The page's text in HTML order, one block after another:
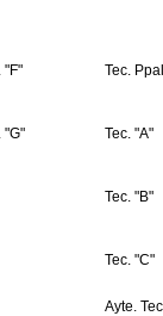
"F" Tec.
"G" Tec. "A"
Tec. "B"
Tec. "C"
Ayte.